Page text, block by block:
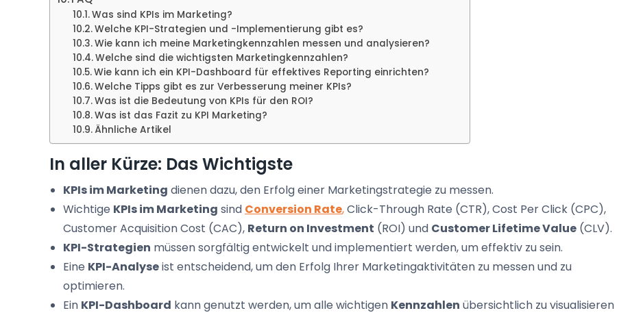
Was sind KPIs im Marketing?
Welche KPI-Strategien und -Implementierung gibt es?
Wie kann ich meine Marketingkennzahlen messen und analysieren?
Welche sind die wichtigsten Marketingkennzahlen?
Wie kann ich ein KPI-Dashboard für effektives Reporting einrichten?
Welche Tipps gibt es zur Verbesserung meiner KPIs?
Was ist die Bedeutung von KPIs für den ROI?
Was ist das Fazit zu KPI Marketing?
Ähnliche Artikel
In aller Kürze: Das Wichtigste
KPIs im Marketing dienen dazu, den Erfolg einer Marketingstrategie zu messen.
Wichtige KPIs im Marketing sind Conversion Rate,Click-Through Rate (CTR), Cost Per Click (CPC),
Customer Acquisition Cost (CAC), Return on Investment (ROI) und Customer Lifetime Value (CLV).
KPI-Strategien müssen sorgfältig entwickelt und implementiert werden, um effektiv zu sein.
Eine KPI-Analyseist entscheidend, um den Erfolg Ihrer Marketingaktivitäten zu messen und zu
optimieren.
Ein KPI-Dashboard kann genutzt werden, um alle wichtigen Kennzahlen übersichtlich zu visualisieren